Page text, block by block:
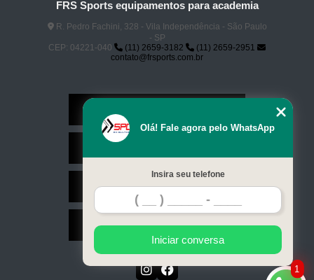
FRS Sports equipamentos para academia
R. Pedro Fachini, 328 - Vila Independência - São Paulo
- SP
CEP: 04221-040
(11) 2659-3182
(11) 2659-2951
contato@frsports.com.br
Contato
Mapa do site
1
Olá! Fale agora pelo WhatsApp
Insira seu telefone
Iniciar conversa